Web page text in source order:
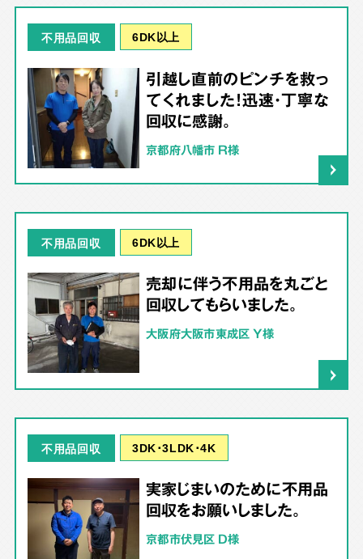
不用品回収 6DK以上
引越し直前のピンチを救っ
てくれました！迅速・丁寧な
回収に感謝。
京都府八幡市 R様
不用品回収 6DK以上
売却に伴う不用品を丸ごと
回収してもらいました。
大阪府大阪市東成区 Y様
不用品回収 3DK･3LDK･4K
実家じまいのために不用品
回収をお願いしました。
京都市伏見区 D様